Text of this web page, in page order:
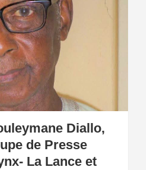
Diallo,
de Presse
La Lance et